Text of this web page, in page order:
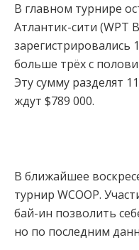
В главном турнире
Атлантик-сити (WPT
зарегистрировались
больше трёх с
Эту сумму разделят
ждут $789 000.
В ближайшее
турнир WCOOP.
бай-ин позволить
но по последним